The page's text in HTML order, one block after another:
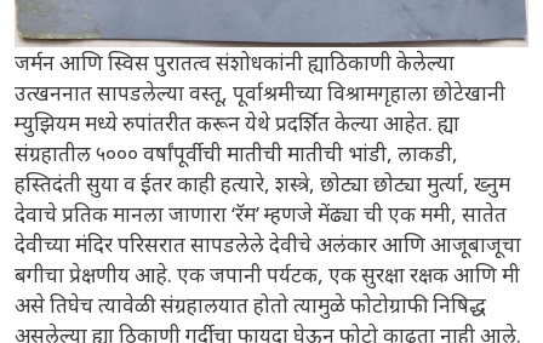
जर्मन आणि स्विस पुरातत्व संशोधकांनी ह्याठिकाणी केलेल्या
उत्खननात सापडलेल्या वस्तू, पूर्वाश्रमीच्या विश्रामगृहाला छोटेखानी
म्युझियम मध्ये रुपांतरीत करून येथे प्रदर्शित केल्या आहेत. ह्या
संग्रहातील ५००० वर्षांपूर्वीची मातीची मातीची भांडी, लाकडी,
हस्तिदंती सुया व ईतर काही हत्यारे, शस्त्रे, छोट्या छोट्या मुर्त्या, ख्नुम
देवाचे प्रतिक मानला जाणारा ‘रॅम’ म्हणजे मेंढ्या ची एक ममी, सातेत
देवीच्या मंदिर परिसरात सापडलेले देवीचे अलंकार आणि आजूबाजूचा
बगीचा प्रेक्षणीय आहे. एक जपानी पर्यटक, एक सुरक्षा रक्षक आणि मी
असे तिघेच त्यावेळी संग्रहालयात होतो त्यामुळे फोटोग्राफी निषिद्ध
असलेल्या ह्या ठिकाणी गर्दीचा फायदा घेऊन फोटो काढता नाही आले.